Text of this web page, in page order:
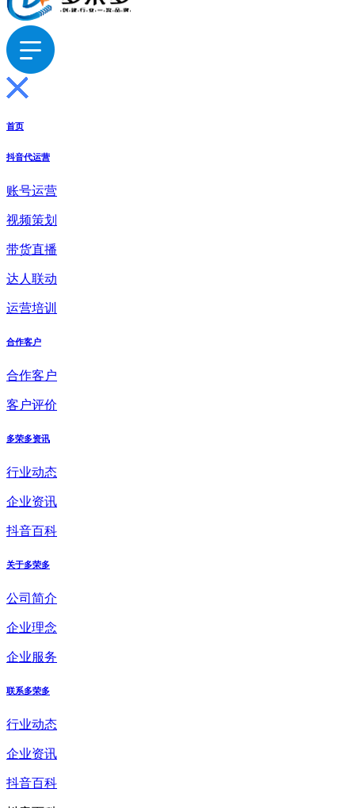
首页
抖音代运营
账号运营
视频策划
带货直播
达人联动
运营培训
合作客户
合作客户
客户评价
多荣多资讯
行业动态
企业资讯
抖音百科
关于多荣多
公司简介
企业理念
企业服务
联系多荣多
行业动态
企业资讯
抖音百科